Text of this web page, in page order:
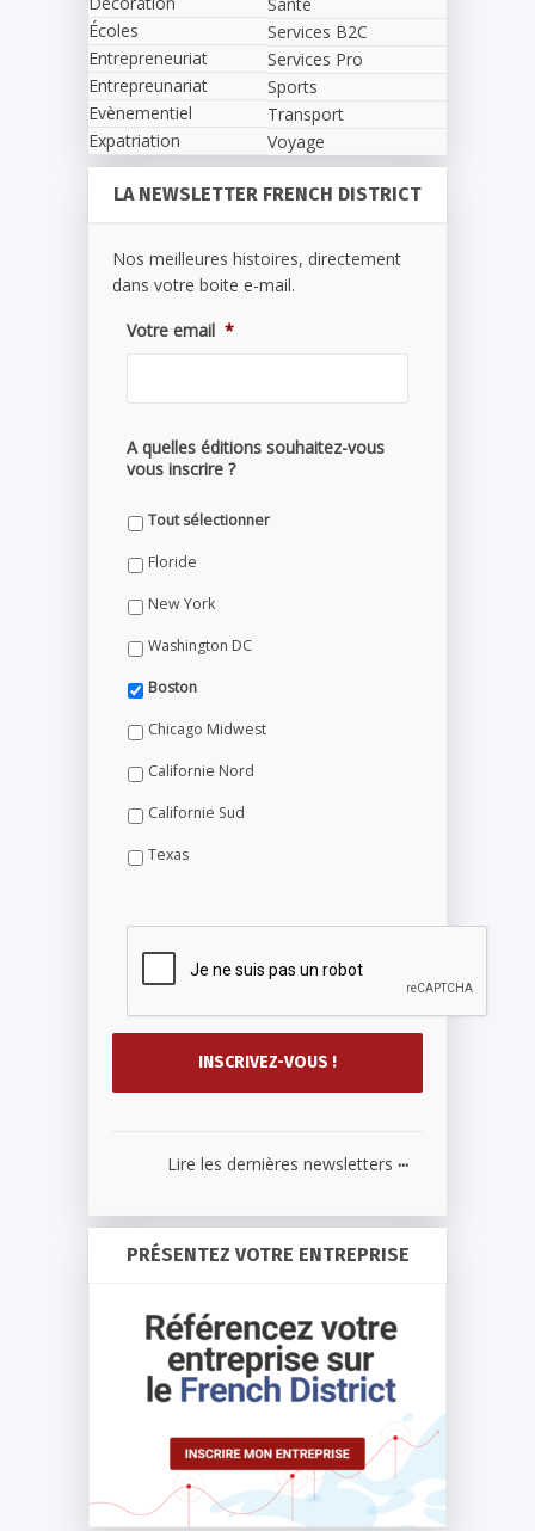
Écoles
Entrepreneuriat
Entrepreunariat
Evènementiel
Expatriation
Services B2C
Services Pro
Sports
Transport
Voyage
LA NEWSLETTER FRENCH DISTRICT
Nos meilleures histoires, directement
dans votre boite e-mail.
Votre email *
A quelles éditions souhaitez-vous
vous inscrire ?
Tout sélectionner
Floride
New York
Washington DC
Boston
Chicago Midwest
Californie Nord
Californie Sud
Texas
Lire les dernières newsletters ...
PRÉSENTEZ VOTRE ENTREPRISE